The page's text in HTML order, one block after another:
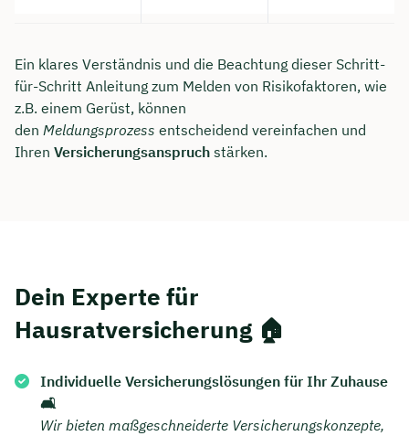
Ein klares Verständnis und die Beachtung dieser Schritt-
für-Schritt Anleitung zum Melden von Risikofaktoren, wie
z.B. einem Gerüst, können
den Meldungsprozess entscheidend vereinfachen und
Ihren Versicherungsanspruch stärken.
Dein Experte für
Hausratversicherung 🏠
Individuelle Versicherungslösungen für Ihr Zuhause
🛋️
Wir bieten maßgeschneiderte Versicherungskonzepte,